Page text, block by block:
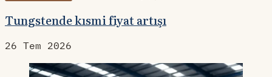
Tungstende kısmi fiyat artışı
26 Tem 2026